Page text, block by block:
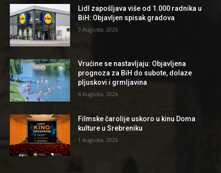
Lidl zapošljava više od 1.000 radnika u
BiH: Objavljen spisak gradova
3 Augusta, 2026
Vrućine se nastavljaju: Objavljena
prognoza za BiH do subote, dolaze
pljuskovi i grmljavina
4 Augusta, 2026
Filmske čarolije uskoro u kinu Doma
kulture u Srebreniku
1 Augusta, 2026